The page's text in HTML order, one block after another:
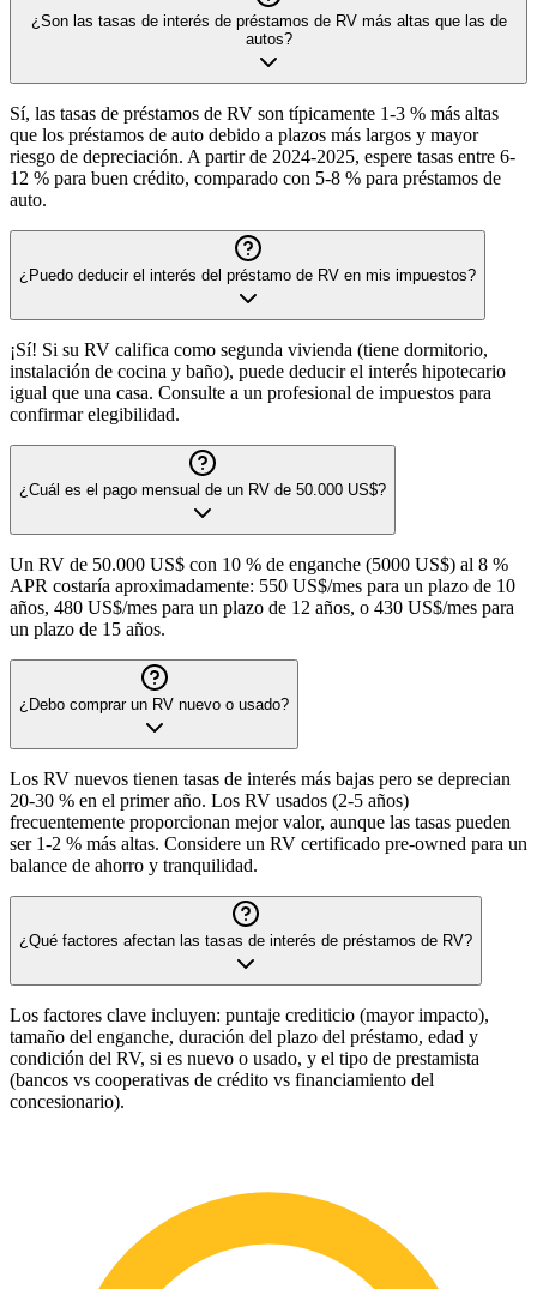
¿Son las tasas de interés de préstamos de RV más altas que las de
autos?
Sí, las tasas de préstamos de RV son típicamente 1-3 % más altas
que los préstamos de auto debido a plazos más largos y mayor
riesgo de depreciación. A partir de 2024-2025, espere tasas entre 6-
12 % para buen crédito, comparado con 5-8 % para préstamos de
auto.
¿Puedo deducir el interés del préstamo de RV en mis impuestos?
¡Sí! Si su RV califica como segunda vivienda (tiene dormitorio,
instalación de cocina y baño), puede deducir el interés hipotecario
igual que una casa. Consulte a un profesional de impuestos para
confirmar elegibilidad.
¿Cuál es el pago mensual de un RV de 50.000 US$?
Un RV de 50.000 US$ con 10 % de enganche (5000 US$) al 8 %
APR costaría aproximadamente: 550 US$/mes para un plazo de 10
años, 480 US$/mes para un plazo de 12 años, o 430 US$/mes para
un plazo de 15 años.
¿Debo comprar un RV nuevo o usado?
Los RV nuevos tienen tasas de interés más bajas pero se deprecian
20-30 % en el primer año. Los RV usados (2-5 años)
frecuentemente proporcionan mejor valor, aunque las tasas pueden
ser 1-2 % más altas. Considere un RV certificado pre-owned para un
balance de ahorro y tranquilidad.
¿Qué factores afectan las tasas de interés de préstamos de RV?
Los factores clave incluyen: puntaje crediticio (mayor impacto),
tamaño del enganche, duración del plazo del préstamo, edad y
condición del RV, si es nuevo o usado, y el tipo de prestamista
(bancos vs cooperativas de crédito vs financiamiento del
concesionario).